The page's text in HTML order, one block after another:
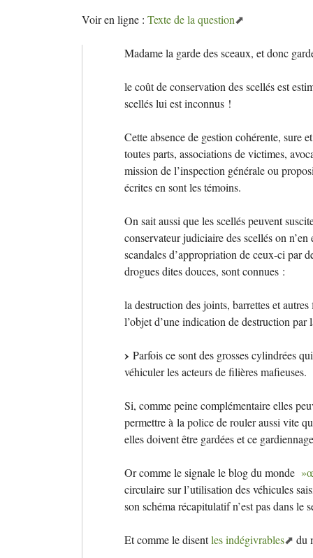
Voir en ligne : Texte de la question
Madame la garde des sceaux, et donc
le coût de conservation des scellés est
scellés lui est inconnus !
Cette absence de gestion cohérente, sure
toutes parts, associations de victimes,
mission de l’inspection générale ou
écrites en sont les témoins.
On sait aussi que les scellés peuvent
conservateur judiciaire des scellés on
scandales d’appropriation de ceux-ci par
drogues dites douces, sont connues :
la destruction des joints, barrettes et
l’objet d’une indication de destruction
Parfois ce sont des grosses cylindrées
véhiculer les acteurs de filières mafieuses.
Si, comme peine complémentaire elles
permettre à la police de rouler aussi vite
elles doivent être gardées et ce
Or comme le signale le blog du monde
circulaire sur l’utilisation des véhicules
son schéma récapitulatif n’est pas dans le
Et comme le disentles indégivrables du